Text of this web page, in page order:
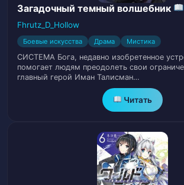
Мубая
17
Глава 15. Трансформация
Ваджра
Глава 16. Золотая Игла
Бороды (часть 1)
Бороды (часть 2)
Глава 16. Золотая Игла
Бороды (часть 3)
Загадочный темный волшебник
Fhrutz_D_Hollow
Боевые искусства Драма Мистика
СИСТЕМА Бога, недавно изобретенное
помогает людям преодолеть свои
главный герой Иман Талисман…
Читать